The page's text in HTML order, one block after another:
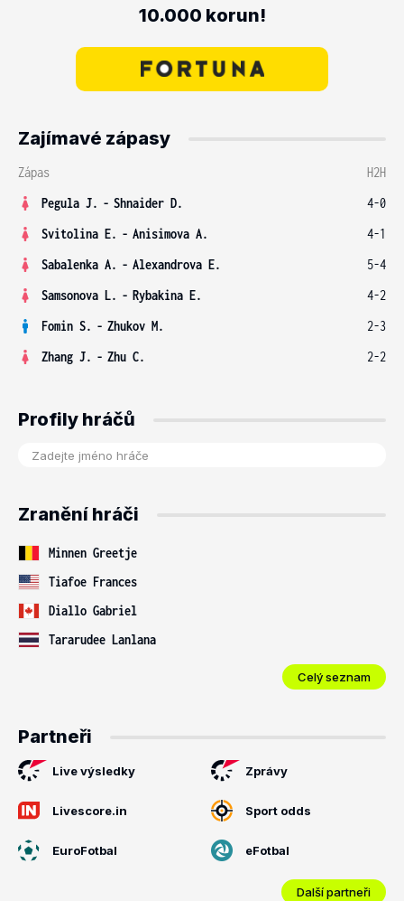
10.000 korun!
Zajímavé zápasy
Zápas
H2H
Pegula J. - Shnaider D.
4-0
Svitolina E. - Anisimova A.
4-1
Sabalenka A. - Alexandrova E.
5-4
Samsonova L. - Rybakina E.
4-2
Fomin S. - Zhukov M.
2-3
Zhang J. - Zhu C. 2-2
Profily hráčů
Zranění hráči
Minnen Greetje
Tiafoe Frances
Diallo Gabriel
Tararudee Lanlana
Celý seznam
Partneři
Live výsledky Zprávy
Livescore.in Sport odds
EuroFotbal eFotbal
Další partneři